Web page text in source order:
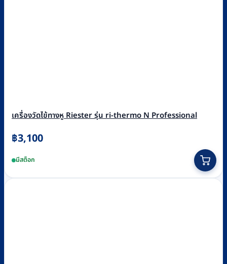
เครื่องวัดไข้ทางหู Riester รุ่น ri-thermo N Professional
฿3,100
มีสต็อก